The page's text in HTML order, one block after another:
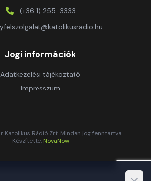
(+36 1) 255-3333
Jogi információk
Adatkezelési tájékoztató
Impresszum
Katolikus Rádió Zrt. Minden jog fenntartva.
Készítette: NovaNow